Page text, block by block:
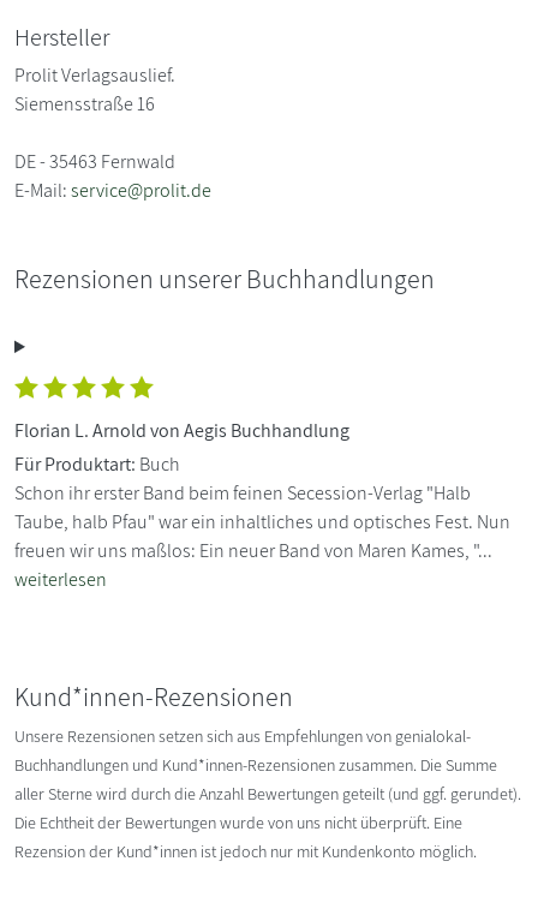
Hersteller
Prolit Verlagsauslief.
Siemensstraße 16
DE - 35463 Fernwald
E-Mail:service@prolit.de
Rezensionen unserer Buchhandlungen
Florian L. Arnold von Aegis Buchhandlung
Für Produktart: Buch
Schon ihr erster Band beim feinen Secession-Verlag "Halb
Taube, halb Pfau" war ein inhaltliches und optisches Fest. Nun
freuen wir uns maßlos: Ein neuer Band von Maren Kames, "...
weiterlesen
Kund*innen-Rezensionen
Unsere Rezensionen setzen sich aus Empfehlungen von genialokal-
Buchhandlungen und Kund*innen-Rezensionen zusammen. Die Summe
aller Sterne wird durch die Anzahl Bewertungen geteilt (und ggf. gerundet).
Die Echtheit der Bewertungen wurde von uns nicht überprüft. Eine
Rezension der Kund*innen ist jedoch nur mit Kundenkonto möglich.